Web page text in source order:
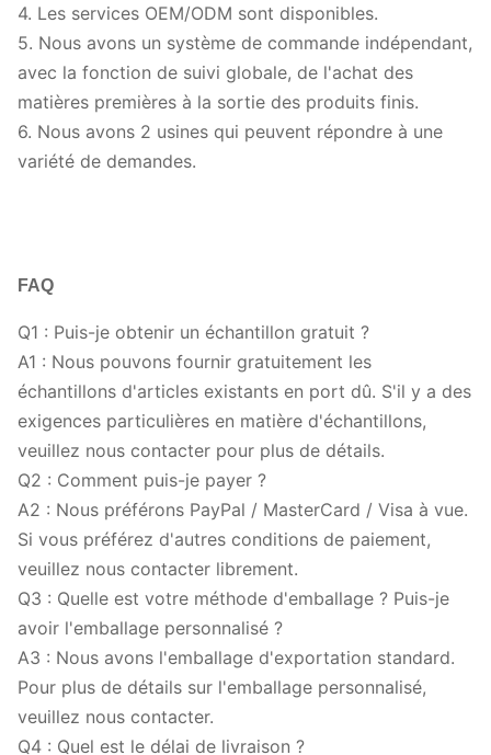
4. Les services OEM/ODM sont disponibles.
5. Nous avons un système de commande indépendant,
avec la fonction de suivi globale, de l'achat des
matières premières à la sortie des produits finis.
6. Nous avons 2 usines qui peuvent répondre à une
variété de demandes.
FAQ
Q1 : Puis-je obtenir un échantillon gratuit ?
A1 : Nous pouvons fournir gratuitement les
échantillons d'articles existants en port dû. S'il y a des
exigences particulières en matière d'échantillons,
veuillez nous contacter pour plus de détails.
Q2 : Comment puis-je payer ?
A2 : Nous préférons PayPal / MasterCard / Visa à vue.
Si vous préférez d'autres conditions de paiement,
veuillez nous contacter librement.
Q3 : Quelle est votre méthode d'emballage ? Puis-je
avoir l'emballage personnalisé ?
A3 : Nous avons l'emballage d'exportation standard.
Pour plus de détails sur l'emballage personnalisé,
veuillez nous contacter.
Q4 : Quel est le délai de livraison ?